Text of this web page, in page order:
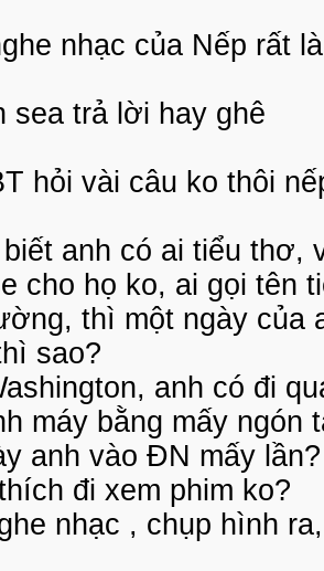
nhạc của Nếp rất
sea trả lời hay ghê
hỏi vài câu ko thôi
anh có ai tiểu thơ,
cho họ ko, ai gọi tên
thì một ngày của
sao?
anh có đi
máy bằng mấy ngón
anh vào ĐN mấy lần?
đi xem phim ko?
nhạc , chụp hình